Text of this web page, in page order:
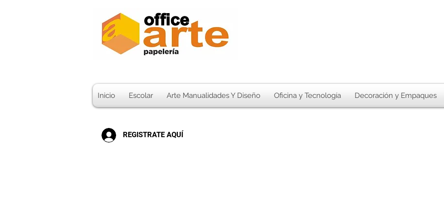
Inicio Escolar Arte Manualidades Y Diseño Oficina y Tecnología Decoración y Empaques
REGISTRATE AQUÍ